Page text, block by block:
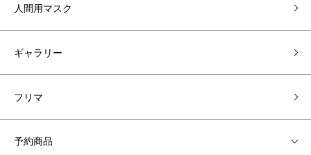
人間用マスク
ギャラリー
フリマ
予約商品